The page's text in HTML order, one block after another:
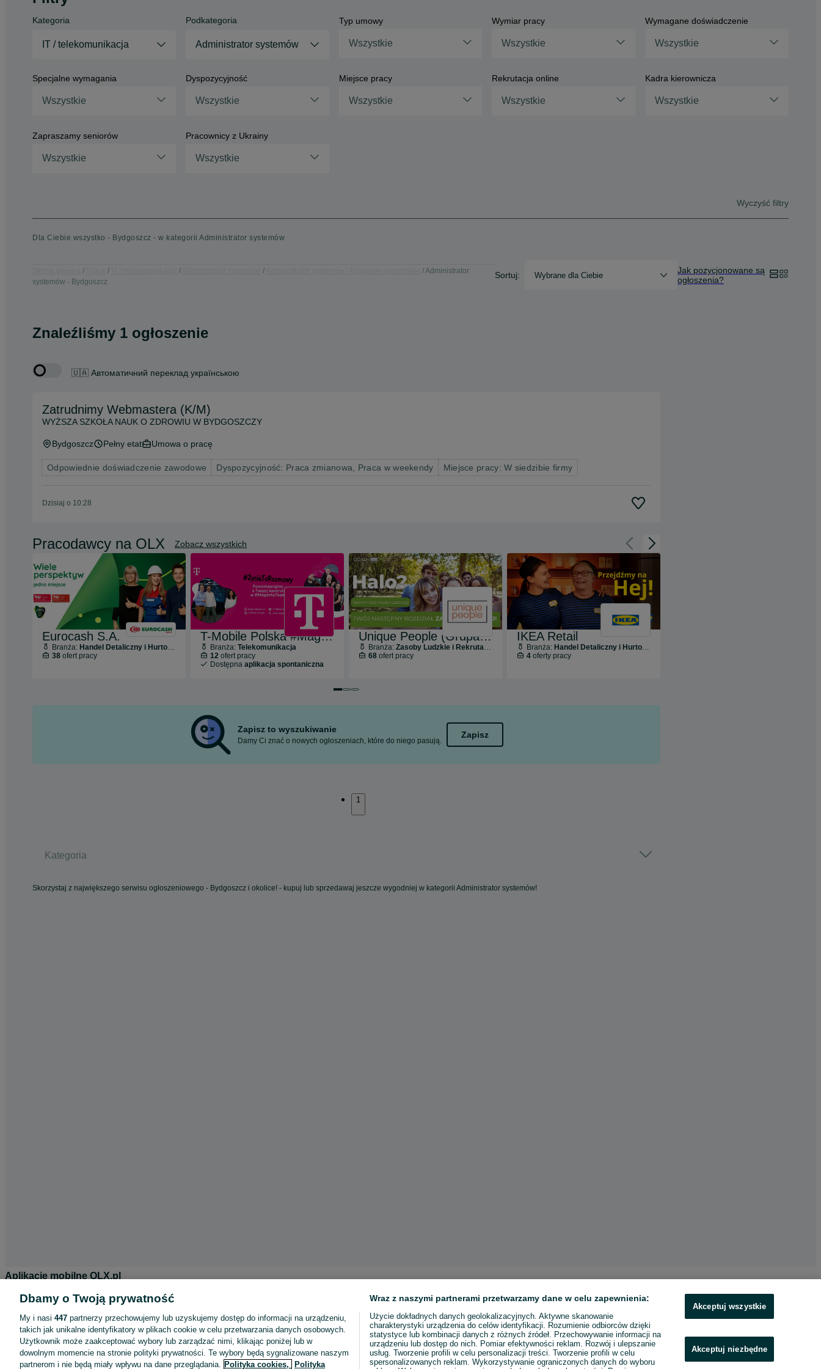
Kategoria
IT / telekomunikacja
Podkategoria
Administrator systemów
Typ umowy
Wszystkie
Wymiar pracy
Wszystkie
Wymagane doświadczenie
Wszystkie
Specjalne wymagania
Wszystkie
Dyspozycyjność
Wszystkie
Miejsce pracy
Wszystkie
Rekrutacja online
Wszystkie
Kadra kierownicza
Wszystkie
Zapraszamy seniorów
Wszystkie
Pracownicy z Ukrainy
Wszystkie
Wyczyść filtry
Dla Ciebie wszystko - Bydgoszcz - w kategorii Administrator systemów
Administrator
systemów - Bydgoszcz
Sortuj: Wybrane dla Ciebie
Jak pozycjonowane są
ogłoszenia?
Znaleźliśmy 1 ogłoszenie
🇺🇦 Автоматичний переклад українською
Zatrudnimy Webmastera (K/M)
WYŻSZA SZKOŁA NAUK O ZDROWIU W BYDGOSZCZY
Bydgoszcz Pełny etat Umowa o pracę
Odpowiednie doświadczenie zawodowe Dyspozycyjność: Praca zmianowa, Praca w weekendy Miejsce pracy: W siedzibie firmy
Dzisiaj o 10:28
Pracodawcy na OLX Zobacz wszystkich Cofnij do slajdu 1 z 3
Przejdź do slajdu 2 z 3
Eurocash S.A.
Branża: Handel Detaliczny i Hurtowy
38ofert pracy
T-Mobile Polska #MagentaTeam
Branża: Telekomunikacja
12ofert pracy
Dostępna aplikacja spontaniczna
Unique People (Grupa CCIG)
Branża: Zasoby Ludzkie i Rekrutacja
68ofert pracy
IKEA Retail
Branża: Handel Detaliczny i Hurtowy
4oferty pracy
Przejdź do slajdu 1 z 3
Przejdź do slajdu 2 z 3
Przejdź do slajdu 3 z 3
Zapisz to wyszukiwanie
Damy Ci znać o nowych ogłoszeniach, które do niego pasują.
Zapisz
1
Kategoria
Skorzystaj z największego serwisu ogłoszeniowego - Bydgoszcz i okolice! - kupuj lub sprzedawaj jeszcze wygodniej w kategorii Administrator systemów!
Aplikacje mobilne OLX.pl
Pomoc
Wyróżnione ogłoszenia
Oferta dla firm
Blog
Dbamy o Twoją prywatność
My i nasi 447 partnerzy przechowujemy lub uzyskujemy dostęp do informacji na urządzeniu,
takich jak unikalne identyfikatory w plikach cookie w celu przetwarzania danych osobowych.
Użytkownik może zaakceptować wybory lub zarządzać nimi, klikając poniżej lub w
dowolnym momencie na stronie polityki prywatności. Te wybory będą sygnalizowane naszym
partnerom i nie będą miały wpływu na dane przeglądania. Polityka cookies,
Polityka
Wraz z naszymi partnerami przetwarzamy dane w celu zapewnienia:
Użycie dokładnych danych geolokalizacyjnych. Aktywne skanowanie
charakterystyki urządzenia do celów identyfikacji. Rozumienie odbiorców dzięki
statystyce lub kombinacji danych z różnych źródeł. Przechowywanie informacji na
urządzeniu lub dostęp do nich. Pomiar efektywności reklam. Rozwój i ulepszanie
usług. Tworzenie profili w celu personalizacji treści. Tworzenie profili w celu
spersonalizowanych reklam. Wykorzystywanie ograniczonych danych do wyboru
Akceptuj wszystkie
Akceptuj niezbędne